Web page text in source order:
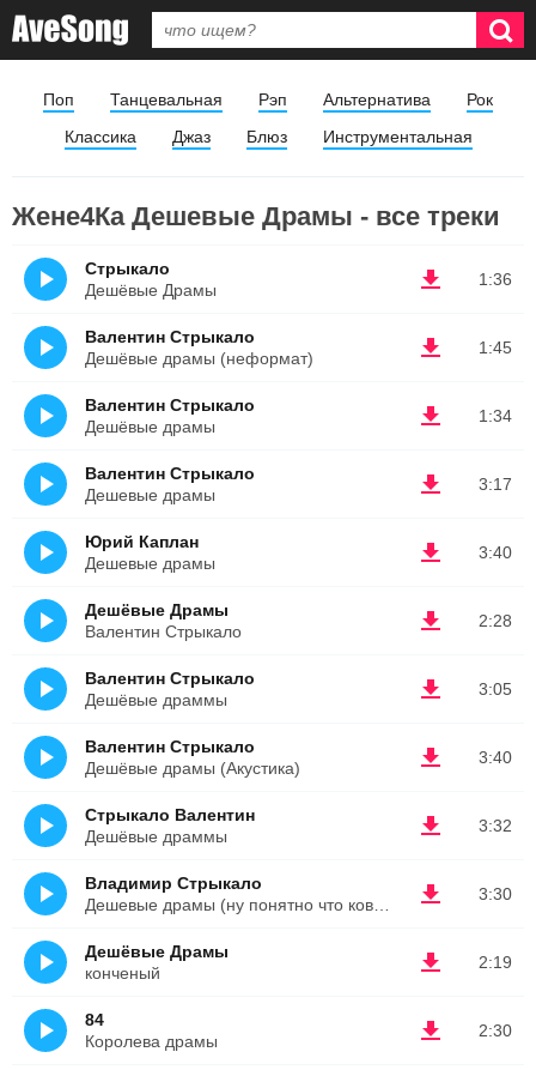
Поп Танцевальная Рэп Альтернатива
Рок
Классика
Джаз Блюз Инструментальная
Жене4Ка Дешевые Драмы - все треки
1:36
Стрыкало
Дешёвые Драмы
1:45
Валентин Стрыкало
Дешёвые драмы (неформат)
1:34
Валентин Стрыкало
Дешёвые драмы
3:17
Валентин Стрыкало
Дешевые драмы
3:40
Юрий Каплан
Дешевые драмы
2:28
Дешёвые Драмы
Валентин Стрыкало
3:05
Валентин Стрыкало
Дешёвые драммы
3:40
Валентин Стрыкало
Дешёвые драмы (Акустика)
3:32
Стрыкало Валентин
Дешёвые драммы
3:30
Владимир Стрыкало
2:19
Дешёвые Драмы
конченый
2:30
84
Королева драмы